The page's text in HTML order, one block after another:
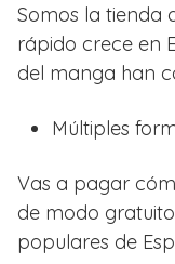
Somos la tienda
rápido crece en
del manga han
Múltiples
Vas a pagar
de modo
populares de